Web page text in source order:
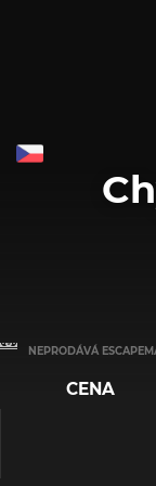
NEPRODÁVÁ
CENA